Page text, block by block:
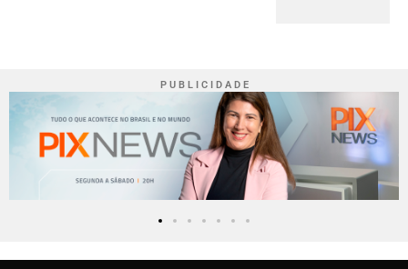
P U B L I C I D A D E